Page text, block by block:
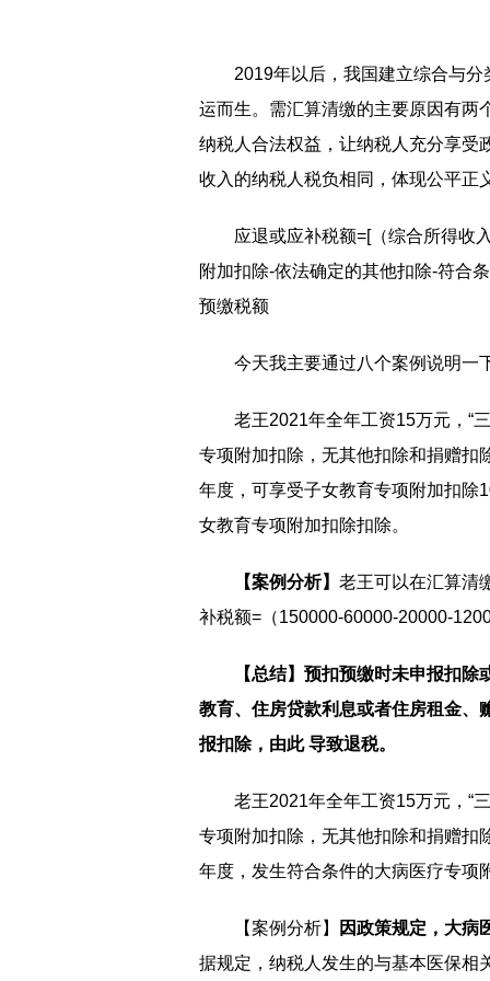
2019年以后，我国建立综合与
运而生。需汇算清缴的主要原因有两
纳税人合法权益，让纳税人充分享受
收入的纳税人税负相同，体现公平正
应退或应补税额=[（综合所得收
附加扣除-依法确定的其他扣除-符合
预缴税额
今天我主要通过八个案例说明一
老王2021年全年工资15万元，“
专项附加扣除，无其他扣除和捐赠扣
年度，可享受子女教育专项附加扣除
女教育专项附加扣除扣除。
【案例分析】 老王可以在汇算清
补税额=（150000-60000-20000-
【总结】预扣预缴时未申报扣
教育、住房贷款利息或者住房租金、
报扣除，由此 导致退税。
老王2021年全年工资15万元，“
专项附加扣除，无其他扣除和捐赠扣
年度，发生符合条件的大病医疗专项
【案例分析】
因政策规定，大病
据规定，纳税人发生的与基本医保相